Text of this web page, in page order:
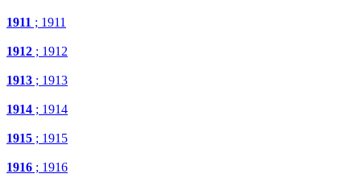
1911 ; 1911
1912 ; 1912
1913 ; 1913
1914 ; 1914
1915 ; 1915
1916 ; 1916